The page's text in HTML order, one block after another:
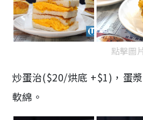
點擊圖
炒蛋治($20/烘底 +$1)，蛋
軟綿。